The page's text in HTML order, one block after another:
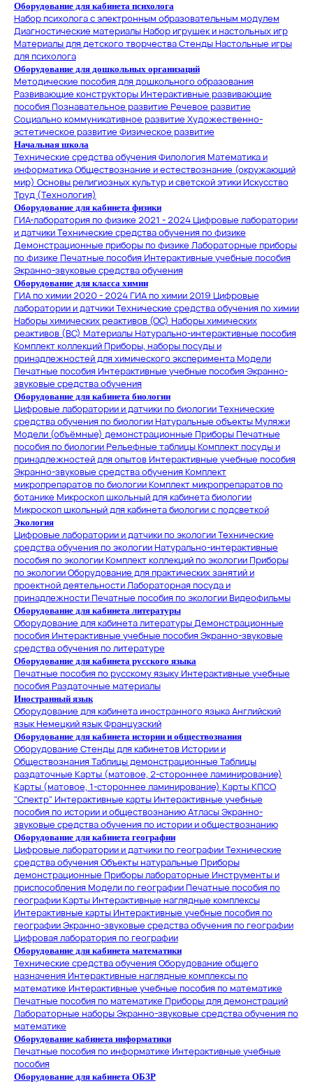
Оборудование для кабинета психолога
Набор психолога с электронным образовательным модулем
Диагностические материалыНабор игрушек и настольных игр
Материалы для детского творчестваСтендыНастольные игры
для психолога
Оборудование для дошкольных организаций
Методические пособия для дошкольного образования
Развивающие конструкторы Интерактивные развивающие
пособияПознавательное развитие Речевое развитие
Социально коммуникативное развитие Художественно-
эстетическое развитие Физическое развитие
Начальная школа
Технические средства обученияФилологияМатематика и
информатикаОбществознание и естествознание (окружающий
мир) Основы религиозных культур и светской этики Искусство
Труд (Технология)
Оборудование для кабинета физики
ГИА-лаборатория по физике 2021 - 2024Цифровые лаборатории
и датчикиТехнические средства обучения по физике
Демонстрационные приборы по физике Лабораторные приборы
по физике Печатные пособия Интерактивные учебные пособия
Экранно-звуковые средства обучения
Оборудование для класса химии
ГИА по химии 2020 - 2024ГИА по химии 2019 Цифровые
лаборатории и датчикиТехнические средства обучения по химии
Наборы химических реактивов (ОС) Наборы химических
реактивов (ВС) МатериалыНатурально-интерактивные пособия
Комплект коллекцийПриборы, наборы посуды и
принадлежностей для химического экспериментаМодели
Печатные пособия Интерактивные учебные пособияЭкранно-
звуковые средства обучения
Оборудование для кабинета биологии
Цифровые лаборатории и датчики по биологииТехнические
средства обучения по биологииНатуральные объектыМуляжи
Модели (объёмные) демонстрационные ПриборыПечатные
пособия по биологииРельефные таблицыКомплект посуды и
принадлежностей для опытов Интерактивные учебные пособия
Экранно-звуковые средства обученияКомплект
микропрепаратов по биологииКомплект микропрепаратов по
ботанике Микроскоп школьный для кабинета биологии
Микроскоп школьный для кабинета биологии с подсветкой
Экология
Цифровые лаборатории и датчики по экологииТехнические
средства обучения по экологииНатурально-интерактивные
пособия по экологииКомплект коллекций по экологииПриборы
по экологииОборудование для практических занятий и
проектной деятельностиЛабораторная посуда и
принадлежностиПечатные пособия по экологииВидеофильмы
Оборудование для кабинета литературы
Оборудование для кабинета литературыДемонстрационные
пособия Интерактивные учебные пособияЭкранно-звуковые
средства обучения по литературе
Оборудование для кабинета русского языка
Печатные пособия по русскому языку Интерактивные учебные
пособияРаздаточные материалы
Иностранный язык
Оборудование для кабинета иностранного языкаАнглийский
языкНемецкий языкФранцузский
Оборудование для кабинета истории и обществознания
Оборудование Стенды для кабинетов Истории и
ОбществознанияТаблицы демонстрационные Таблицы
раздаточные Карты (матовое, 2-стороннее ламинирование)
Карты (матовое, 1-стороннее ламинирование) Карты КПСО
"Спектр" Интерактивные карты Интерактивные учебные
пособия по истории и обществознаниюАтласыЭкранно-
звуковые средства обучения по истории и обществознанию
Оборудование для кабинета географии
Цифровые лаборатории и датчики по географииТехнические
средства обученияОбъекты натуральные Приборы
демонстрационные Приборы лабораторные Инструменты и
приспособленияМодели по географииПечатные пособия по
географииКарты Интерактивные наглядные комплексы
Интерактивные карты Интерактивные учебные пособия по
географииЭкранно-звуковые средства обучения по географии
Цифровая лаборатория по географии
Оборудование для кабинета математики
Технические средства обученияОборудование общего
назначения Интерактивные наглядные комплексы по
математике Интерактивные учебные пособия по математике
Печатные пособия по математике Приборы для демонстраций
Лабораторные наборыЭкранно-звуковые средства обучения по
математике
Оборудование кабинета информатики
Печатные пособия по информатике Интерактивные учебные
пособия
Оборудование для кабинета ОБЗР